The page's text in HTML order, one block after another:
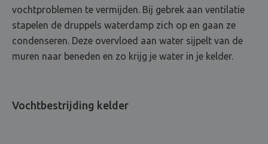
vochtproblemen te vermijden. Bij gebrek aan ventilatie
stapelen de druppels waterdamp zich op en gaan ze
condenseren. Deze overvloed aan water sijpelt van de
muren naar beneden en zo krijg je water in je kelder.
Vochtbestrijding kelder